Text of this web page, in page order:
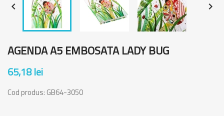
 
AGENDA A5 EMBOSATA LADY BUG
65,18 lei
Cod produs: GB64-3050